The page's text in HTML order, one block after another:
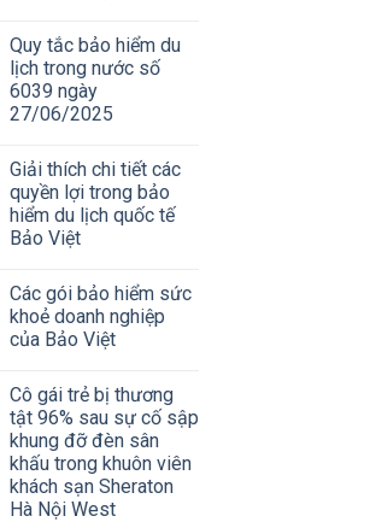
Quy tắc bảo hiểm du
lịch trong nước số
6039 ngày
27/06/2025
Giải thích chi tiết các
quyền lợi trong bảo
hiểm du lịch quốc tế
Bảo Việt
Các gói bảo hiểm sức
khoẻ doanh nghiệp
của Bảo Việt
Cô gái trẻ bị thương
tật 96% sau sự cố sập
khung đỡ đèn sân
khấu trong khuôn viên
khách sạn Sheraton
Hà Nội West